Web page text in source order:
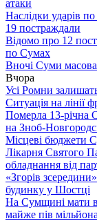
атаки
Наслідки ударів
19 постраждали
Відомо про 12
по Сумах
Вночі Суми
Вчора
Усі Ромни
Ситуація на лінії
Померла 13-річна
на Зноб-
Місцеві бюджети
Лікарня Святого
обладнання від
«Згорів
будинку у Шостці
На Сумщині мати
майже пів